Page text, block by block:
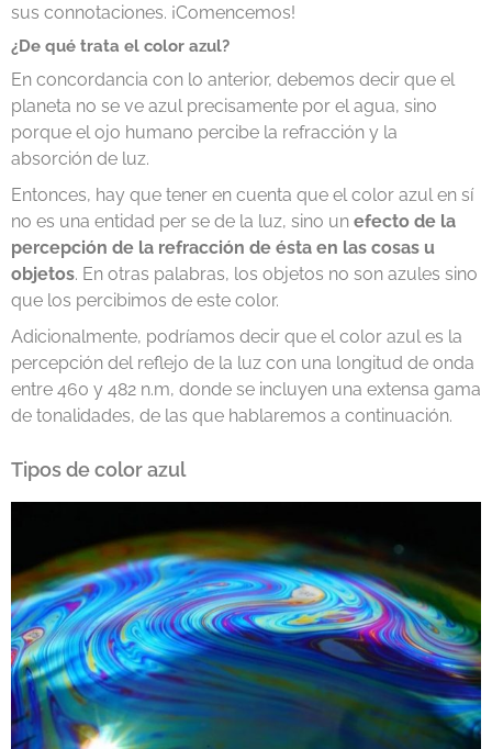
sus connotaciones. ¡Comencemos!
¿De qué trata el color azul?
En concordancia con lo anterior, debemos decir que el
planeta no se ve azul precisamente por el agua, sino
porque el ojo humano percibe la refracción y la
absorción de luz.
Entonces, hay que tener en cuenta que el color azul en sí
no es una entidad per se de la luz, sino un efecto de la
percepción de la refracción de ésta en las cosas u
objetos. En otras palabras, los objetos no son azules sino
que los percibimos de este color.
Adicionalmente, podríamos decir que el color azul es la
percepción del reflejo de la luz con una longitud de onda
entre 460 y 482 n.m, donde se incluyen una extensa gama
de tonalidades, de las que hablaremos a continuación.
Tipos de color azul